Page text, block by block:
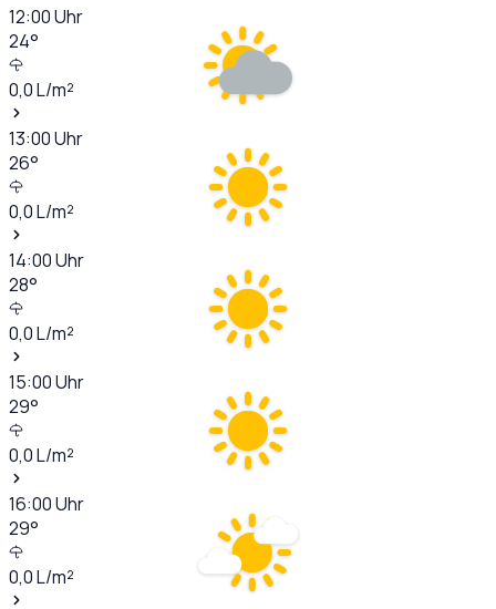
12:00Uhr
24°
0,0L/m²
13:00Uhr
26°
0,0L/m²
14:00Uhr
28°
0,0L/m²
15:00Uhr
29°
0,0L/m²
16:00Uhr
29°
0,0L/m²